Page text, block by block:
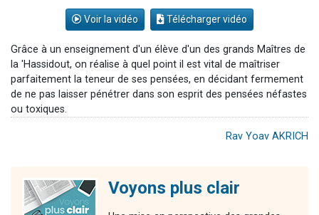
Voir la vidéo Télécharger vidéo
Grâce à un enseignement d'un élève d'un des grands Maîtres de
la 'Hassidout, on réalise à quel point il est vital de maîtriser
parfaitement la teneur de ses pensées, en décidant fermement
de ne pas laisser pénétrer dans son esprit des pensées néfastes
ou toxiques.
Rav Yoav AKRICH
Voyons plus clair